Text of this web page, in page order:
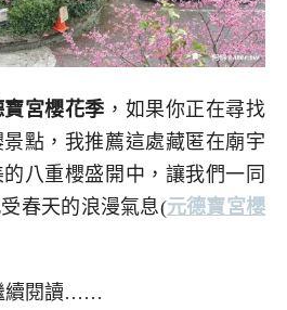
寶宮櫻花季 ，如果你正在尋找
點，我推薦這處藏匿在廟宇
八重櫻盛開中，讓我們一同
春天的浪漫氣息(元德寶宮櫻
續閱讀……